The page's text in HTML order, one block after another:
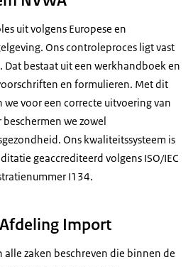
uit volgens Europese en
Ons controleproces ligt vast
Dat bestaat uit een werkhandboek en
en formulieren. Met dit
we voor een correcte uitvoering van
we zowel
Ons kwaliteitssysteem is
geaccrediteerd volgens ISO/IEC
I134.
Import
zaken beschreven die binnen de